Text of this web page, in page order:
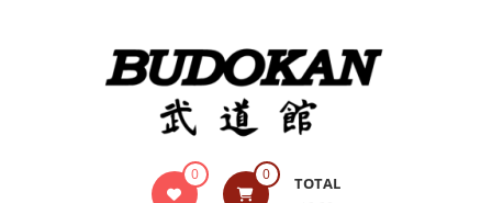
Indumentaria
0 0 TOTAL